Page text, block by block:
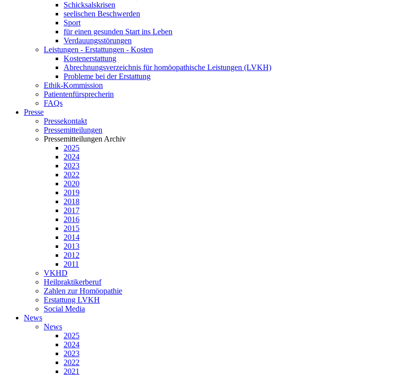
Schicksalskrisen
seelischen Beschwerden
Sport
für einen gesunden Start ins Leben
Verdauungsstörungen
Leistungen - Erstattungen - Kosten
Kostenerstattung
Abrechnungsverzeichnis für homöopathische Leistungen (LVKH)
Probleme bei der Erstattung
Ethik-Kommission
Patientenfürsprecherin
FAQs
Presse
Pressekontakt
Pressemitteilungen
Pressemitteilungen Archiv
2025
2024
2023
2022
2020
2019
2018
2017
2016
2015
2014
2013
2012
2011
VKHD
Heilpraktikerberuf
Zahlen zur Homöopathie
Erstattung LVKH
Social Media
News
News
2025
2024
2023
2022
2021